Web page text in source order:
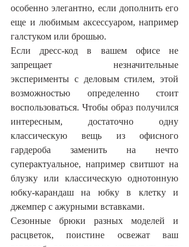
особенно элегантно, если дополнить его
еще и любимым аксессуаром, например
галстуком или брошью.
Если дресс-код в вашем офисе не
запрещает незначительные
эксперименты с деловым стилем, этой
возможностью определенно стоит
воспользоваться. Чтобы образ получился
интересным, достаточно одну
классическую вещь из офисного
гардероба заменить на нечто
суперактуальное, например свитшот на
блузку или классическую однотонную
юбку-карандаш на юбку в клетку и
джемпер с ажурными вставками.
Сезонные брюки разных моделей и
расцветок, поистине освежат ваш